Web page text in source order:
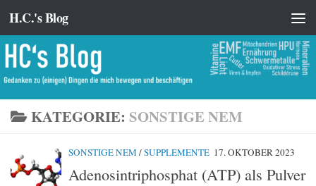
Zum Inhalt springen
H.C.'s Blog
KATEGORIE: SONSTIGE NEM
SONSTIGE NEM /SUPPLEMENTE 17. OKTOBER 2023
Adenosintriphosphat (ATP) als Pulver